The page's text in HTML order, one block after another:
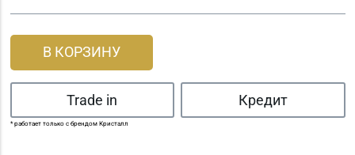
В КОРЗИНУ
Trade in Кредит
* работает только с брендом Кристалл